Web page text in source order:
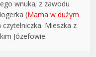
wnuka; z zawodu
(Mama w dużym
czytelniczka. Mieszka z
Józefowie.